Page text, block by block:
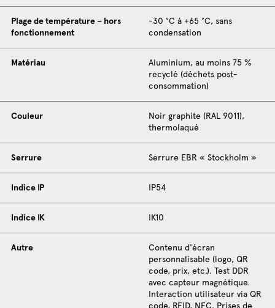
Plage de température – hors
fonctionnement
-30 °C à +65 °C, sans
condensation
Matériau
Aluminium, au moins 75 %
recyclé (déchets post-
consommation)
Couleur
Noir graphite (RAL 9011),
thermolaqué
Serrure Serrure EBR « Stockholm »
Indice IP IP54
Indice IK IK10
Autre
Contenu d'écran
personnalisable (logo, QR
code, prix, etc.). Test DDR
avec capteur magnétique.
Interaction utilisateur via QR
code, RFID, NFC. Prises de